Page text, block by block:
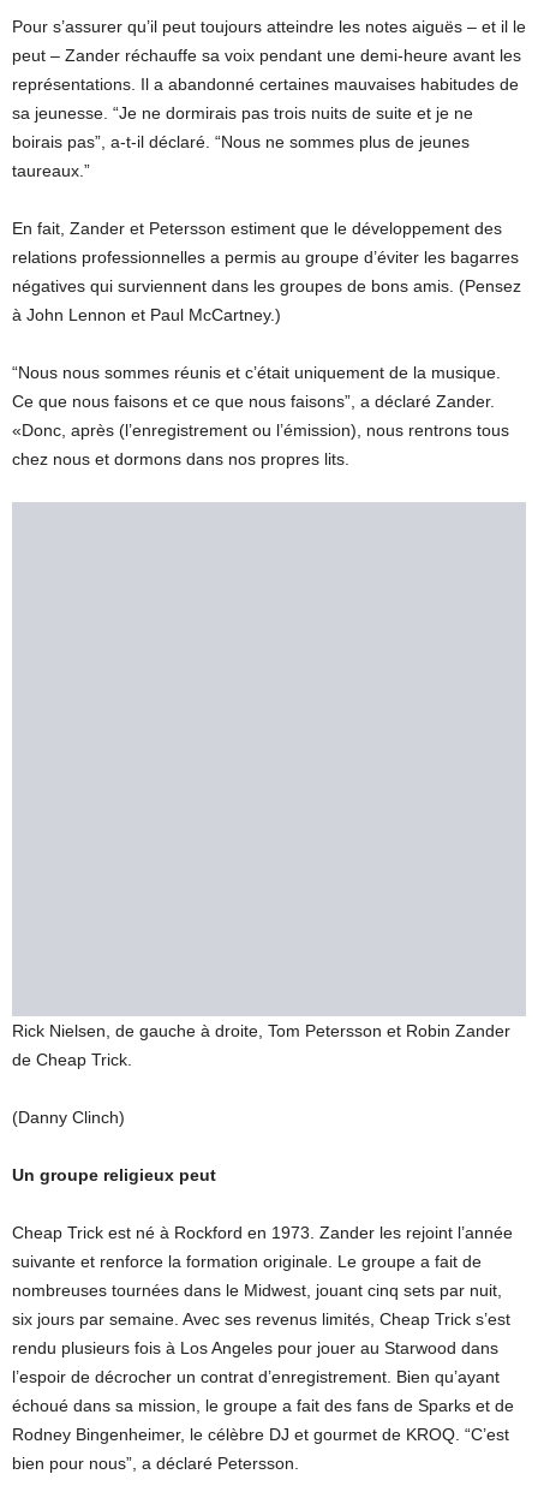
Pour s’assurer qu’il peut toujours atteindre les notes aiguës – et il le
peut – Zander réchauffe sa voix pendant une demi-heure avant les
représentations. Il a abandonné certaines mauvaises habitudes de
sa jeunesse. “Je ne dormirais pas trois nuits de suite et je ne
boirais pas”, a-t-il déclaré. “Nous ne sommes plus de jeunes
taureaux.”
En fait, Zander et Petersson estiment que le développement des
relations professionnelles a permis au groupe d’éviter les bagarres
négatives qui surviennent dans les groupes de bons amis. (Pensez
à John Lennon et Paul McCartney.)
“Nous nous sommes réunis et c’était uniquement de la musique.
Ce que nous faisons et ce que nous faisons”, a déclaré Zander.
«Donc, après (l’enregistrement ou l’émission), nous rentrons tous
chez nous et dormons dans nos propres lits.
Rick Nielsen, de gauche à droite, Tom Petersson et Robin Zander
de Cheap Trick.
(Danny Clinch)
Un groupe religieux peut
Cheap Trick est né à Rockford en 1973. Zander les rejoint l’année
suivante et renforce la formation originale. Le groupe a fait de
nombreuses tournées dans le Midwest, jouant cinq sets par nuit,
six jours par semaine. Avec ses revenus limités, Cheap Trick s’est
rendu plusieurs fois à Los Angeles pour jouer au Starwood dans
l’espoir de décrocher un contrat d’enregistrement. Bien qu’ayant
échoué dans sa mission, le groupe a fait des fans de Sparks et de
Rodney Bingenheimer, le célèbre DJ et gourmet de KROQ. “C’est
bien pour nous”, a déclaré Petersson.